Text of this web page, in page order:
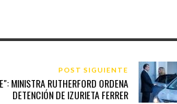
POST SIGUIENTE
MINISTRA RUTHERFORD ORDENA
DETENCIÓN DE IZURIETA FERRER